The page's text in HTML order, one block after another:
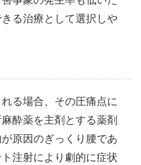
る治療として選択しや
る場合、その圧痛点に
酔薬を主剤とする薬剤
原因のぎっくり腰であ
注射により劇的に症状